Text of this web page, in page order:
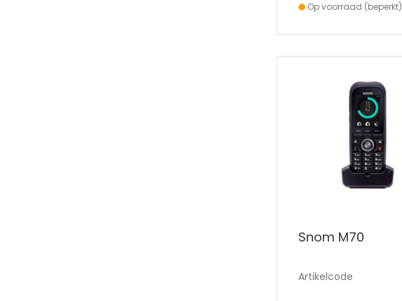
Op voorraad (beperkt)
Snom M70
Artikelcode